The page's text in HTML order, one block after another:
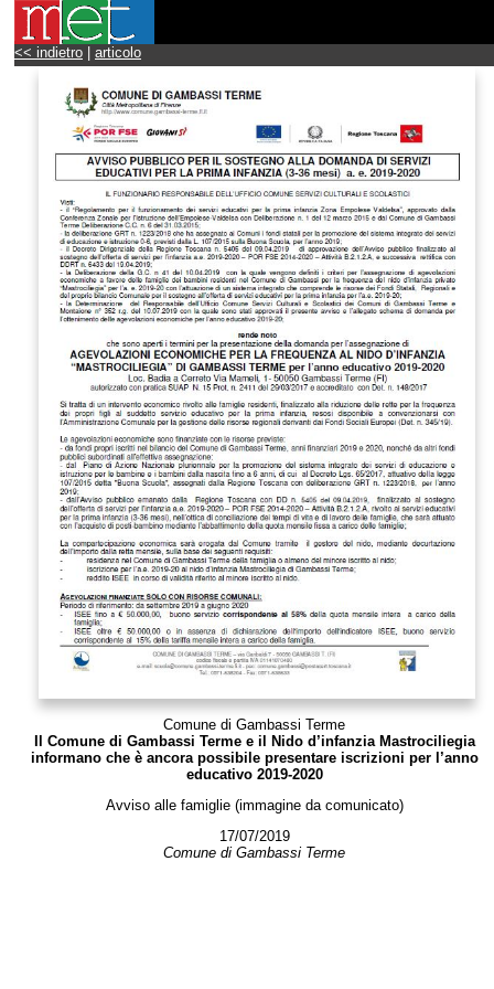
<< indietro articolo
Comune di Gambassi Terme
Il Comune di Gambassi Terme e il Nido d’infanzia Mastrociliegia
informano che è ancora possibile presentare iscrizioni per l’anno
educativo 2019-2020
Avviso alle famiglie (immagine da comunicato)
17/07/2019
Comune di Gambassi Terme